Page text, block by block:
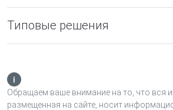
Типовые решения
Обращаем ваше внимание на то, что вся
размещенная на сайте, носит